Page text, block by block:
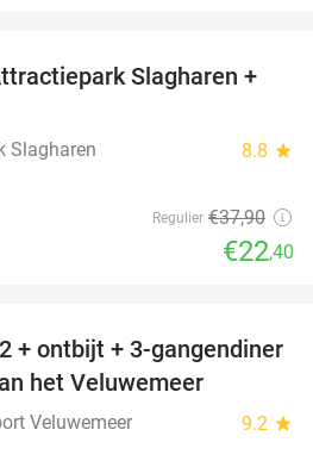
41%
Slagharen +
Slagharen 8.8 star
Regulier €37,90
€22,40
+ ontbijt + 3-gangendiner
het Veluwemeer
Veluwemeer 9.2 star